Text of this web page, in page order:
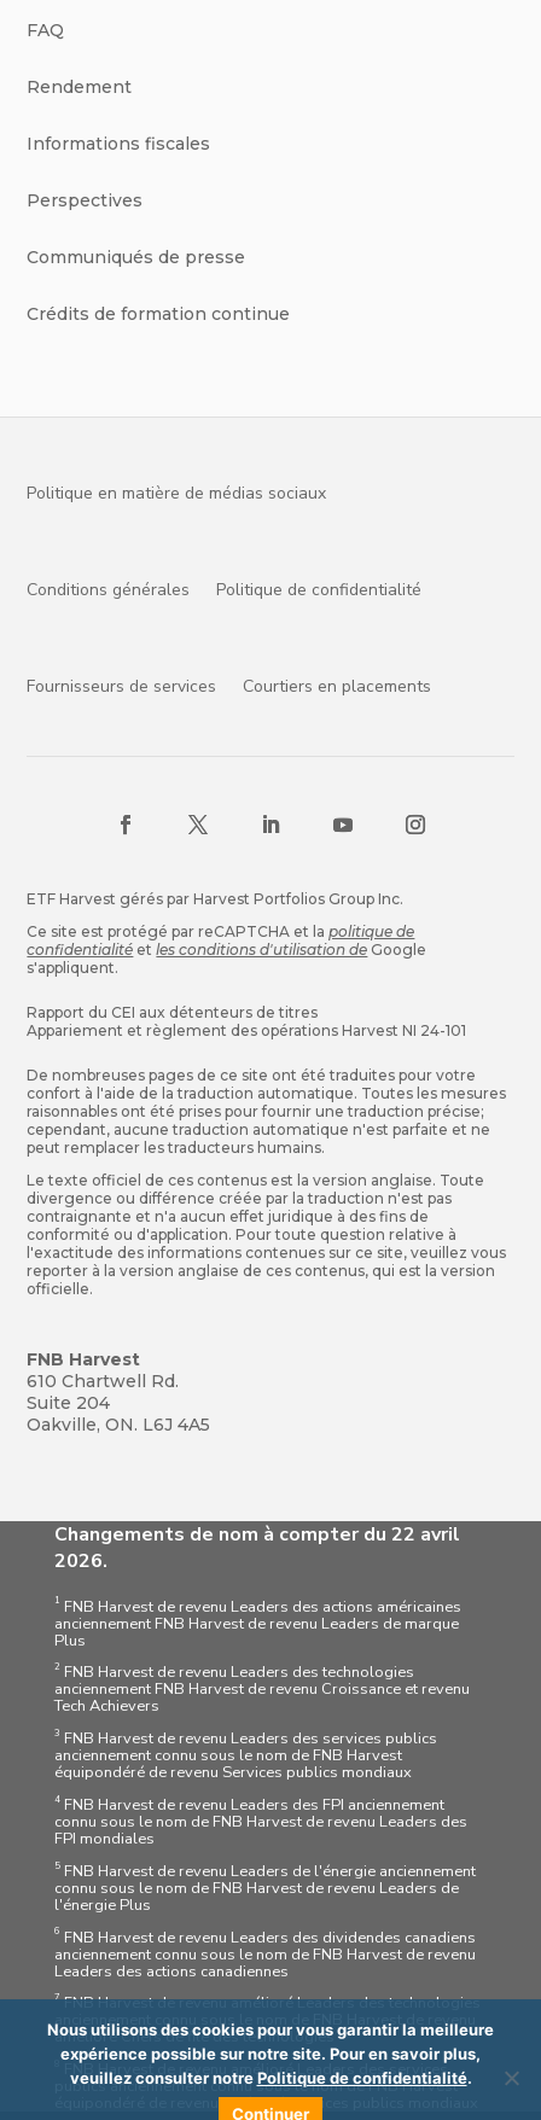
FAQ
Rendement
Informations fiscales
Perspectives
Communiqués de presse
Crédits de formation continue
Politique en matière de médias sociaux
Conditions générales Politique de confidentialité
Fournisseurs de services Courtiers en placements
ETF Harvest gérés par Harvest Portfolios Group Inc.
Ce site est protégé par reCAPTCHA et lapolitique de
confidentialité etles conditions d'utilisation de Google
s'appliquent.
Rapport du CEI aux détenteurs de titres
Appariement et règlement des opérations Harvest NI 24-101
De nombreuses pages de ce site ont été traduites pour votre
confort à l'aide de la traduction automatique. Toutes les mesures
raisonnables ont été prises pour fournir une traduction précise;
cependant, aucune traduction automatique n'est parfaite et ne
peut remplacer les traducteurs humains.
Le texte officiel de ces contenus est la version anglaise. Toute
divergence ou différence créée par la traduction n'est pas
contraignante et n'a aucun effet juridique à des fins de
conformité ou d'application. Pour toute question relative à
l'exactitude des informations contenues sur ce site, veuillez vous
reporter à la version anglaise de ces contenus, qui est la version
officielle.
FNB Harvest
610 Chartwell Rd.
Suite 204
Oakville, ON. L6J 4A5
Changements de nom à compter du 22 avril
2026.
1 FNB Harvest de revenu Leaders des actions américaines
anciennement FNB Harvest de revenu Leaders de marque
Plus
2 FNB Harvest de revenu Leaders des technologies
anciennement FNB Harvest de revenu Croissance et revenu
Tech Achievers
3 FNB Harvest de revenu Leaders des services publics
anciennement connu sous le nom de FNB Harvest
équipondéré de revenu Services publics mondiaux
4FNB Harvest de revenu Leaders des FPI anciennement
connu sous le nom de FNB Harvest de revenu Leaders des
FPI mondiales
5FNB Harvest de revenu Leaders de l'énergie anciennement
connu sous le nom de FNB Harvest de revenu Leaders de
l'énergie Plus
6 FNB Harvest de revenu Leaders des dividendes canadiens
anciennement connu sous le nom de FNB Harvest de revenu
Leaders des actions canadiennes
7FNB Harvest de revenu amélioré Leaders des technologies
anciennement connu sous le nom de FNB Harvest de revenu
amélioré Chefs de file des technologies
FNB Harvest de revenu amélioré Leaders des services
publics anciennement connu sous le nom de FNB Harvest
équipondéré de revenu amélioré Services publics mondiaux
Nous utilisons des cookies pour vous garantir la meilleure
expérience possible sur notre site. Pour en savoir plus,
veuillez consulter notrePolitique de confidentialité.
Continuer